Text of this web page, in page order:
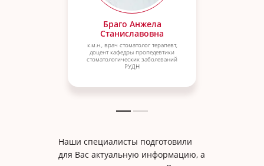
Наши специалисты подготовили
для Вас актуальную информацию, а
Браго Анжела
Станиславовна
к.м.н., врач стоматолог терапевт,
доцент кафедры пропедевтики
стоматологических заболеваний
РУДН